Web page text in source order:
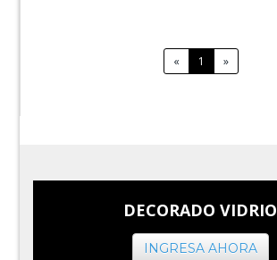
« 1 »
DECORADO VIDRIO
INGRESA AHORA